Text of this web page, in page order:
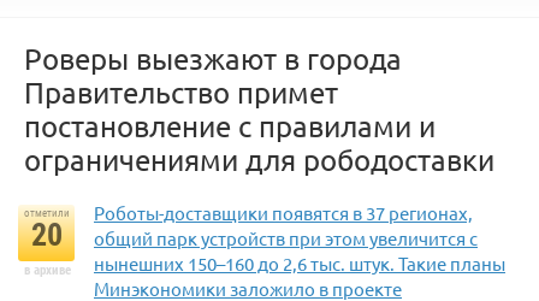
Роверы выезжают в города
Правительство примет
постановление с правилами и
ограничениями для рободоставки
отметили
20
в архиве
Роботы-доставщики появятся в 37 регионах,
общий парк устройств при этом увеличится с
нынешних 150–160 до 2,6 тыс. штук. Такие планы
Минэкономики заложило в проекте